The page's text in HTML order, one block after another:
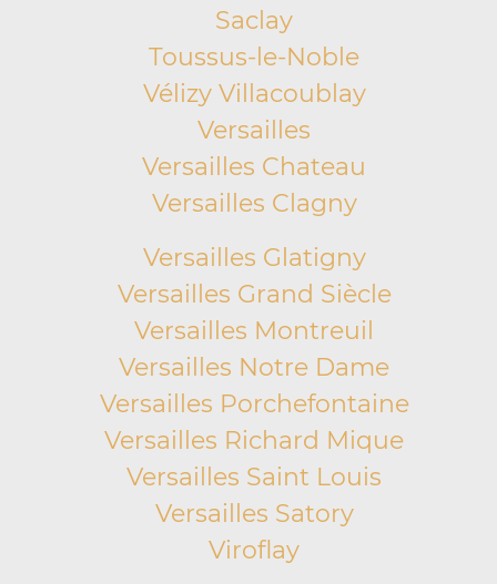
Saclay
Toussus-le-Noble
Vélizy Villacoublay
Versailles
Versailles Chateau
Versailles Clagny
Versailles Glatigny
Versailles Grand Siècle
Versailles Montreuil
Versailles Notre Dame
Versailles Porchefontaine
Versailles Richard Mique
Versailles Saint Louis
Versailles Satory
Viroflay